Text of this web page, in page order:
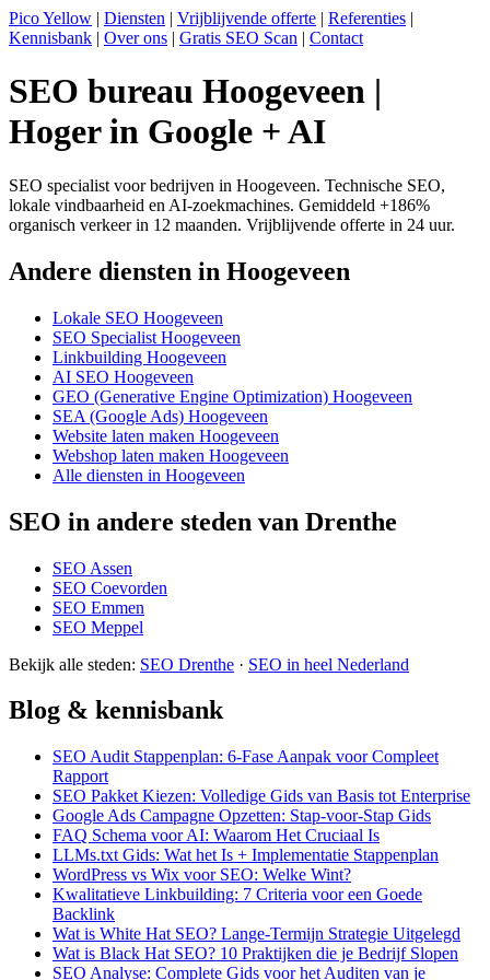
Pico Yellow | Diensten | Vrijblijvende offerte | Referenties |
Kennisbank | Over ons | Gratis SEO Scan | Contact
SEO bureau Hoogeveen |
Hoger in Google + AI
SEO specialist voor bedrijven in Hoogeveen. Technische SEO,
lokale vindbaarheid en AI-zoekmachines. Gemiddeld +186%
organisch verkeer in 12 maanden. Vrijblijvende offerte in 24 uur.
Andere diensten in Hoogeveen
Lokale SEO Hoogeveen
SEO Specialist Hoogeveen
Linkbuilding Hoogeveen
AI SEO Hoogeveen
GEO (Generative Engine Optimization) Hoogeveen
SEA (Google Ads) Hoogeveen
Website laten maken Hoogeveen
Webshop laten maken Hoogeveen
Alle diensten in Hoogeveen
SEO in andere steden van Drenthe
SEO Assen
SEO Coevorden
SEO Emmen
SEO Meppel
Bekijk alle steden: SEO Drenthe · SEO in heel Nederland
Blog & kennisbank
SEO Audit Stappenplan: 6-Fase Aanpak voor Compleet
Rapport
SEO Pakket Kiezen: Volledige Gids van Basis tot Enterprise
Google Ads Campagne Opzetten: Stap-voor-Stap Gids
FAQ Schema voor AI: Waarom Het Cruciaal Is
LLMs.txt Gids: Wat het Is + Implementatie Stappenplan
WordPress vs Wix voor SEO: Welke Wint?
Kwalitatieve Linkbuilding: 7 Criteria voor een Goede
Backlink
Wat is White Hat SEO? Lange-Termijn Strategie Uitgelegd
Wat is Black Hat SEO? 10 Praktijken die je Bedrijf Slopen
SEO Analyse: Complete Gids voor het Auditen van je